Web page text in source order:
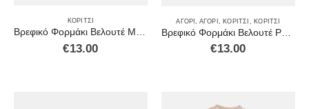
ΚΟΡΊΤΣΙ
Βρεφικό Φορμάκι Βελουτέ Μωβ 2371203
€13.00
ΑΓΌΡΙ ΑΓΌΡΙ ΚΟΡΊΤΣΙ ΚΟΡΊΤΣΙ
€13.00